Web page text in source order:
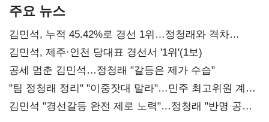
주요 뉴스
김민석, 누적 45.42%로 경선 1위…정청래와 격차
0.86%p(2보)
김민석, 제주·인천 당대표 경선서 '1위'(1보)
공세 멈춘 김민석…정청래 "갈등은 제가 수습"
"팀 정청래 정리" "이중잣대 말라"…민주 최고위원 계파
다툼 격화
김민석 "경선갈등 완전 제로 노력"…정청래 "반명 공세